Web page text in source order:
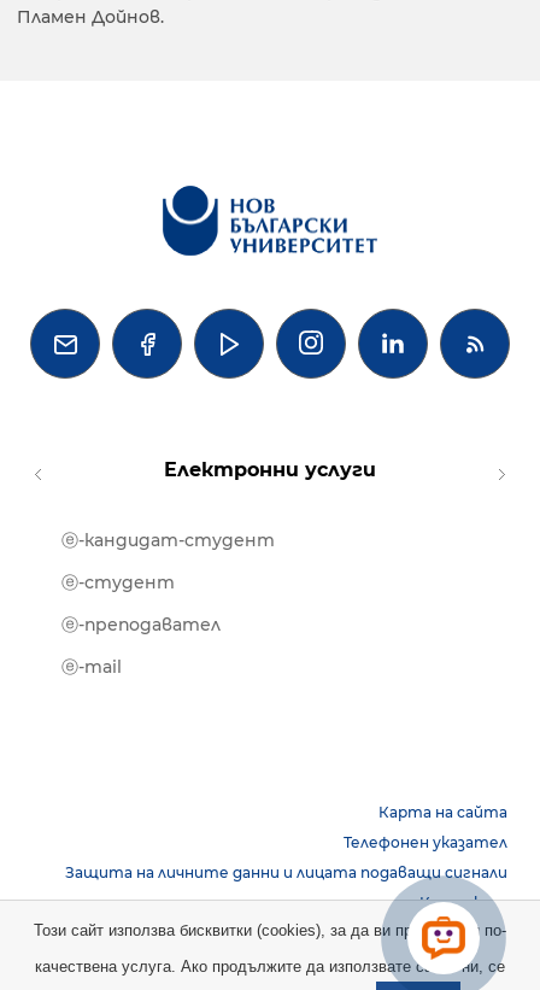
Пламен Дойнов.
   
Електронни услуги
ⓔ-кандидат-студент
ⓔ-студент
ⓔ-преподавател
ⓔ-mail
Карта на сайта
Телефонен указател
Защита на личните данни и лицата подаващи сигнали
Контакти
Copyright © 2026 НБУ. Всички права запазени.
Този сайт използва бисквитки (cookies), за да ви предостави по-
качествена услуга. Ако продължите да използвате сайта ни, се